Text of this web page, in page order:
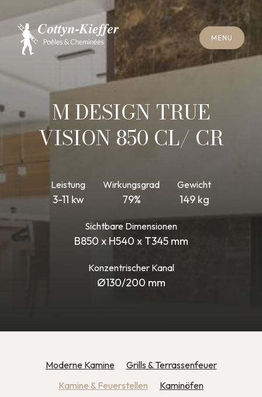
M EN U
MENU
O UNG
N SC HORNSTEI
C HL
H E SS E N
M DESIGN TRUE
VISION 850 CL/ CR
Leistung
3-11 kw
Wirkungsgrad
79%
Gewicht
149 kg
Sichtbare Dimensionen
B850 x H540 x T345 mm
Konzentrischer Kanal
Ø130/200 mm
Moderne Kamine
Grills & Terrassenfeuer
Kamine & Feuerstellen
Kaminöfen